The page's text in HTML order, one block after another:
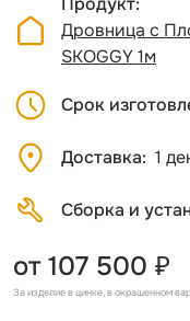
Дровница с
SKOGGY 1м
Срок
Доставка 1
Сборка и
от 107 500 ₽
За изделие в цинке, в окрашенном